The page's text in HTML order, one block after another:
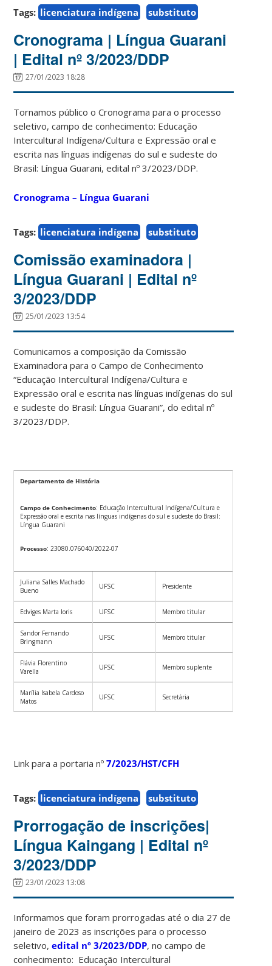
Tags: licenciatura indígena substituto
Cronograma | Língua Guarani
| Edital nº 3/2023/DDP
27/01/2023 18:28
Tornamos público o Cronograma para o processo
seletivo, campo de conhecimento: Educação
Intercultural Indígena/Cultura e Expressão orale
escrita nas línguas indígenas do sul e sudeste do
Brasil: Língua Guarani, edital nº 3/2023/DDP.
Cronograma – Língua Guarani
Tags: licenciatura indígena substituto
Comissão examinadora |
Língua Guarani | Edital nº
3/2023/DDP
25/01/2023 13:54
Comunicamos a composição da Comissão
Examinadora para o Campo de Conhecimento
“Educação Intercultural Indígena/Cultura e
Expressão orale escrita nas línguas indígenas do sul
e sudeste do Brasil: Língua Guarani”, do edital nº
3/2023/DDP.
Departamento de História
Campo de Conhecimento: Educação Intercultural Indígena/Cultura e
Expressão oral e escrita nas línguas indígenas do sul e sudeste do Brasil:
Língua Guarani
Processo: 23080.076040/2022-07
Juliana Salles Machado
Bueno
UFSC Presidente
Edviges Marta Ioris UFSC Membro titular
Sandor Fernando
Bringmann
UFSC Membro titular
Flávia Florentino
Varella
UFSC Membro suplente
Marília Isabela Cardoso
Matos
UFSC Secretária
Link para a portaria nº7/2023/HST/CFH
Tags: licenciatura indígena substituto
Prorrogação de inscrições|
Língua Kaingang | Edital nº
3/2023/DDP
23/01/2023 13:08
Informamos que foram prorrogadas até o dia 27 de
janeiro de 2023 as inscrições para o processo
seletivo,edital nº 3/2023/DDP, no campo de
conhecimento: Educação Intercultural